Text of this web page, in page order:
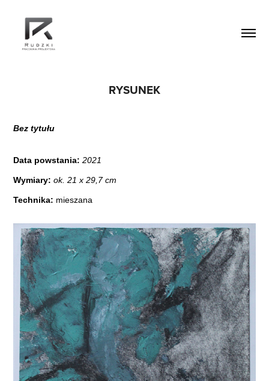
RYSUNEK
Bez tytułu
Data powstania: 2021
Wymiary: ok. 21 x 29,7 cm
Technika: mieszana